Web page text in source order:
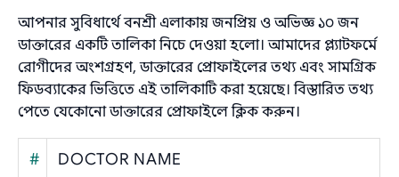
আপনার সুবিধার্থে বনশ্রী এলাকায় জনপ্রিয় ও অভিজ্ঞ ১০ জন
ডাক্তারের একটি তালিকা নিচে দেওয়া হলো। আমাদের প্ল্যাটফর্মে
রোগীদের অংশগ্রহণ, ডাক্তারের প্রোফাইলের তথ্য এবং সামগ্রিক
ফিডব্যাকের ভিত্তিতে এই তালিকাটি করা হয়েছে। বিস্তারিত তথ্য
পেতে যেকোনো ডাক্তারের প্রোফাইলে ক্লিক করুন।
# DOCTOR NAME